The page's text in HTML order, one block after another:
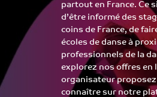
partout en France. Ce
d’être informé des
coins de France, de
écoles de danse à
professionnels de la
explorez nos offres en
organisateur
connaître sur notre